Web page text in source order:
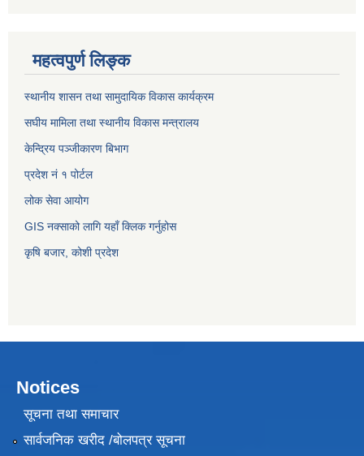
महत्वपुर्ण लिङ्क
स्थानीय शासन तथा सामुदायिक विकास कार्यक्रम
स‌घीय मामिला तथा स्थानीय विकास मन्त्रालय
केन्द्रिय पञ्जीकारण बिभाग
प्रदेश नं १ पोर्टल
लोक सेवा आयोग
GIS नक्साको लागि यहाँ क्लिक गर्नुहोस
कृषि बजार, कोशी प्रदेश
Notices
सूचना तथा समाचार
सार्वजनिक खरीद /बोलपत्र सूचना